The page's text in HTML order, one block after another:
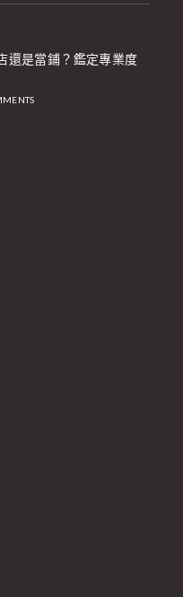
還是當鋪？鑑定專業度